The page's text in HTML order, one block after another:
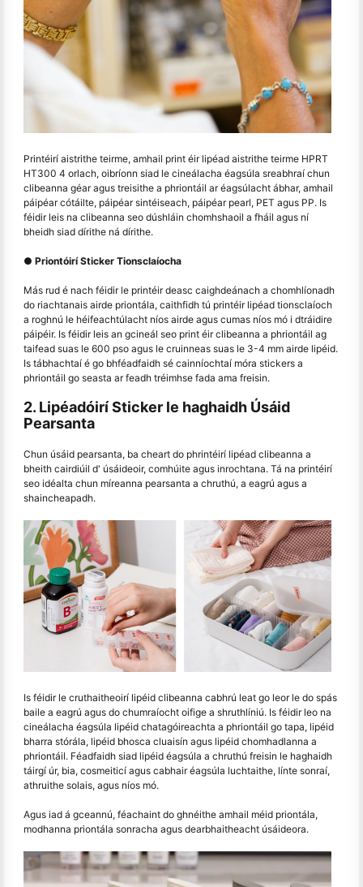
Printéirí aistrithe teirme, amhail print éir lipéad aistrithe teirme HPRT
HT300 4 orlach, oibríonn siad le cineálacha éagsúla sreabhraí chun
clibeanna géar agus treisithe a phriontáil ar éagsúlacht ábhar, amhail
páipéar cótáilte, páipéar sintéiseach, páipéar pearl, PET agus PP. Is
féidir leis na clibeanna seo dúshláin chomhshaoil a fháil agus ní
bheidh siad dírithe ná dírithe.
● Priontóirí Sticker Tionsclaíocha
Más rud é nach féidir le printéir deasc caighdeánach a chomhlíonadh
do riachtanais airde priontála, caithfidh tú printéir lipéad tionsclaíoch
a roghnú le héifeachtúlacht níos airde agus cumas níos mó i dtráidire
páipéir. Is féidir leis an gcineál seo print éir clibeanna a phriontáil ag
taifead suas le 600 pso agus le cruinneas suas le 3-4 mm airde lipéid.
Is tábhachtaí é go bhféadfaidh sé cainníochtaí móra stickers a
phriontáil go seasta ar feadh tréimhse fada ama freisin.
2. Lipéadóirí Sticker le haghaidh Úsáid
Pearsanta
Chun úsáid pearsanta, ba cheart do phrintéirí lipéad clibeanna a
bheith cairdiúil d' úsáideoir, comhúite agus inrochtana. Tá na printéirí
seo idéalta chun míreanna pearsanta a chruthú, a eagrú agus a
shaincheapadh.
Is féidir le cruthaitheoirí lipéid clibeanna cabhrú leat go leor le do spás
baile a eagrú agus do chumraíocht oifige a shruthlíniú. Is féidir leo na
cineálacha éagsúla lipéid chatagóireachta a phriontáil go tapa, lipéid
bharra stórála, lipéid bhosca cluaisín agus lipéid chomhadlanna a
phriontáil. Féadfaidh siad lipéid éagsúla a chruthú freisin le haghaidh
táirgí úr, bia, cosmeiticí agus cabhair éagsúla luchtaithe, línte sonraí,
athruithe solais, agus níos mó.
Agus iad á gceannú, féachaint do ghnéithe amhail méid priontála,
modhanna priontála sonracha agus dearbhaitheacht úsáideora.